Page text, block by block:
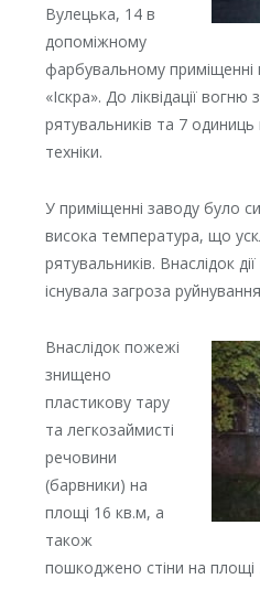
Вулецька, 14 в
допоміжному
фарбувальному приміщенні
«Іскра». До ліквідації вогню
рятувальників та 7
техніки.
У приміщенні заводу було
висока температура, що
рятувальників. Внаслідок
існувала загроза
Внаслідок пожежі
знищено
пластикову тару
та легкозаймисті
речовини
(барвники) на
площі 16 кв.м, а
також
пошкоджено стіни на площі